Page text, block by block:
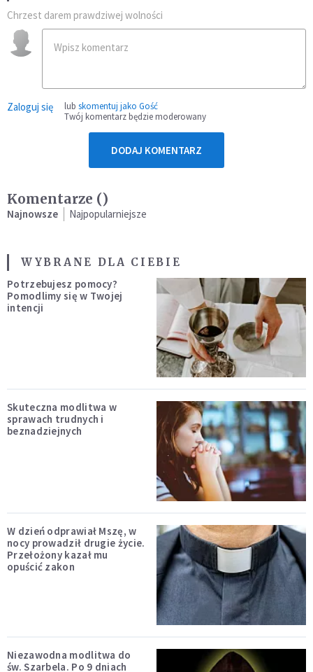
Chrzest darem prawdziwej wolności
Zaloguj się lub skomentuj jako Gość
Twój komentarz będzie moderowany
DODAJ KOMENTARZ
Komentarze ()
Najnowsze Najpopularniejsze
WYBRANE DLA CIEBIE
Potrzebujesz pomocy?
Pomodlimy się w Twojej
intencji
Skuteczna modlitwa w
sprawach trudnych i
beznadziejnych
W dzień odprawiał Mszę, w
nocy prowadził drugie życie.
Przełożony kazał mu
opuścić zakon
Niezawodna modlitwa do
św. Szarbela. Po 9 dniach